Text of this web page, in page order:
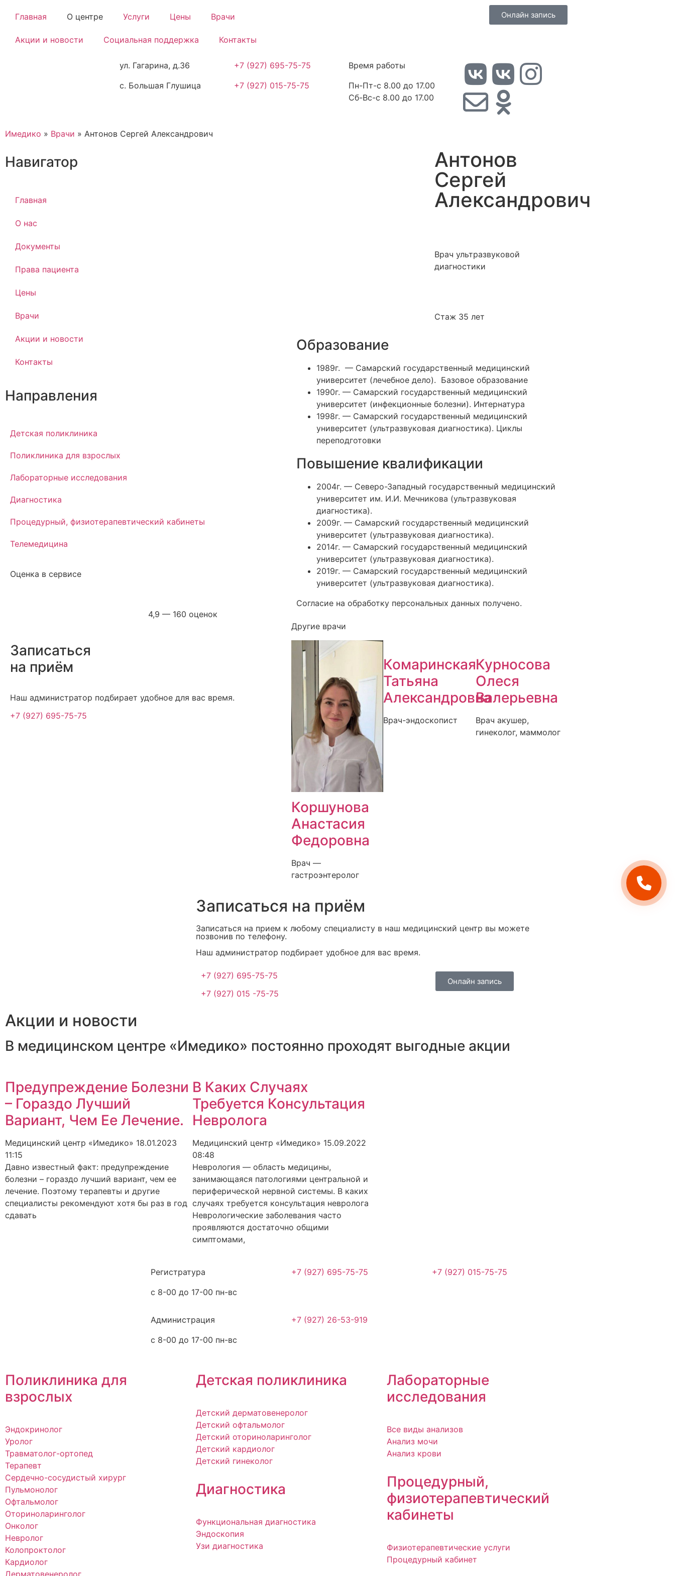
Главная О центре Услуги Цены Врачи
Акции и новости Социальная поддержка Контакты
Онлайн запись
ул. Гагарина, д.36
с. Большая Глушица
+7 (927) 695-75-75
+7 (927) 015-75-75
Время работы
Пн-Пт-с 8.00 до 17.00
Сб-Вс-с 8.00 до 17.00
Имедико » Врачи » Антонов Сергей Александрович
Навигатор
Главная
О нас
Документы
Права пациента
Цены
Врачи
Акции и новости
Контакты
Направления
Детская поликлиника
Поликлиника для взрослых
Лабораторные исследования
Диагностика
Процедурный, физиотерапевтический кабинеты
Телемедицина
Оценка в сервисе
4,9 — 160 оценок
Записаться
на приём
Наш администратор подбирает удобное для вас время.
+7 (927) 695-75-75
Антонов
Сергей
Александрович
Врач ультразвуковой
диагностики
Стаж 35 лет
Образование
1989г. — Самарский государственный медицинский
университет (лечебное дело). Базовое образование
1990г. — Самарский государственный медицинский
университет (инфекционные болезни). Интернатура
1998г. — Самарский государственный медицинский
университет (ультразвуковая диагностика). Циклы
переподготовки
Повышение квалификации
2004г. — Северо-Западный государственный медицинский
университет им. И.И. Мечникова (ультразвуковая
диагностика).
2009г. — Самарский государственный медицинский
университет (ультразвуковая диагностика).
2014г. — Самарский государственный медицинский
университет (ультразвуковая диагностика).
2019г. — Самарский государственный медицинский
университет (ультразвуковая диагностика).
Согласие на обработку персональных данных получено.
Другие врачи
Коршунова
Анастасия
Федоровна
Врач —
гастроэнтеролог
Комаринская
Татьяна
Александровна
Врач-эндоскопист
Курносова
Олеся
Валерьевна
Врач акушер,
гинеколог, маммолог
Записаться на приём
Записаться на прием к любому специалисту в наш медицинский центр вы можете
позвонив по телефону.
Наш администратор подбирает удобное для вас время.
+7 (927) 695-75-75
+7 (927) 015 -75-75
Онлайн запись
Акции и новости
В медицинском центре «Имедико» постоянно проходят выгодные акции
Предупреждение Болезни
– Гораздо Лучший
Вариант, Чем Ее Лечение.
Медицинский центр «Имедико» 18.01.2023
11:15
Давно известный факт: предупреждение
болезни – гораздо лучший вариант, чем ее
лечение. Поэтому терапевты и другие
специалисты рекомендуют хотя бы раз в год
сдавать
В Каких Случаях
Требуется Консультация
Невролога
Медицинский центр «Имедико» 15.09.2022
08:48
Неврология — область медицины,
занимающаяся патологиями центральной и
периферической нервной системы. В каких
случаях требуется консультация невролога
Неврологические заболевания часто
проявляются достаточно общими
симптомами,
Регистратура
с 8-00 до 17-00 пн-вс
+7 (927) 695-75-75 +7 (927) 015-75-75
Администрация
с 8-00 до 17-00 пн-вс
+7 (927) 26-53-919
Поликлиника для
взрослых
Эндокринолог
Уролог
Травматолог-ортопед
Терапевт
Сердечно-сосудистый хирург
Пульмонолог
Офтальмолог
Оториноларинголог
Онколог
Невролог
Колопроктолог
Кардиолог
Детская поликлиника
Детский дерматовенеролог
Детский офтальмолог
Детский оториноларинголог
Детский кардиолог
Детский гинеколог
Диагностика
Функциональная диагностика
Эндоскопия
Узи диагностика
Лабораторные
исследования
Все виды анализов
Анализ мочи
Анализ крови
Процедурный,
физиотерапевтический
кабинеты
Физиотерапевтические услуги
Процедурный кабинет